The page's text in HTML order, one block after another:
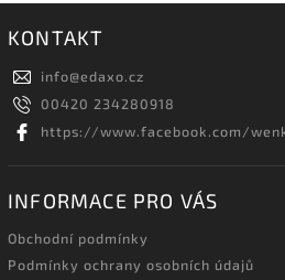
KONTAKT
info@edaxo.cz
00420 234280918
https://www.facebook.com/
INFORMACE PRO VÁS
Obchodní podmínky
Podmínky ochrany osobních údajů